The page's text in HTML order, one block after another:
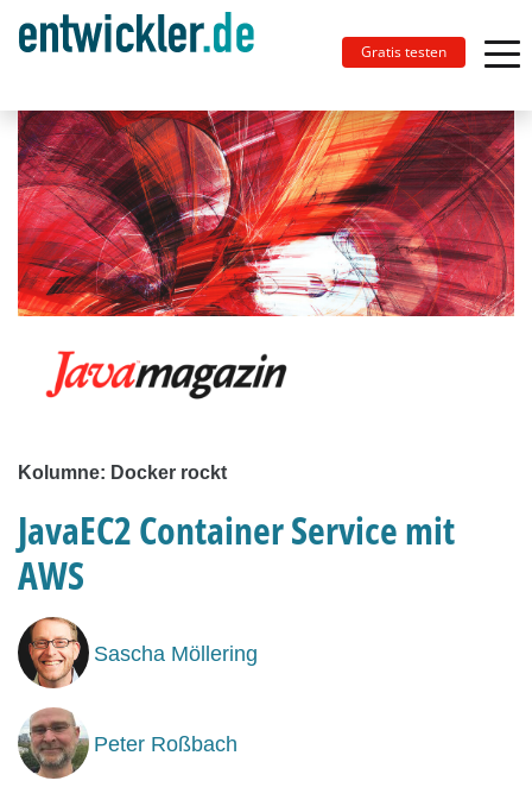
Gratis testen
Kolumne: Docker rockt
JavaEC2 Container Service mit
AWS
Sascha Möllering
Peter Roßbach